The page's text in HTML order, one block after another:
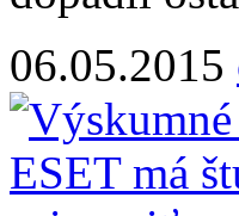
06.05.2015